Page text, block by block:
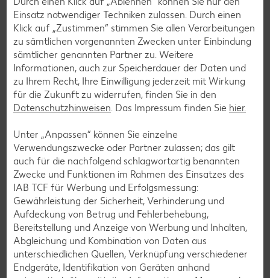
Kaufland-App: cleverer Einkaufshelfer mit
Kaufland Card XTRA
Entdecke unsere Filial-Angebote, verpasse dank
Angebotsalarm kein Angebote mehr und plane deinen
Einkauf entspannt mit der digitalen Einkaufsliste. Ob
exklusive Kaufland Card XTRA Vorteile, unser riesiger
Online-Marktplatz Kaufland.de oder der schnelle Filialfinder
– mit der Kaufland-App hast du alles im Griff.
Mehr erfahren
Einsatz notwendiger Techniken zulassen. Durch einen
Klick auf „Zustimmen“ stimmen Sie allen Verarbeitungen
zu sämtlichen vorgenannten Zwecken unter Einbindung
sämtlicher genannten Partner zu. Weitere
Informationen, auch zur Speicherdauer der Daten und
zu Ihrem Recht, Ihre Einwilligung jederzeit mit Wirkung
für die Zukunft zu widerrufen, finden Sie in den
Datenschutzhinweisen. Das Impressum finden Sie hier.
Unter „Anpassen“ können Sie einzelne
Verwendungszwecke oder Partner zulassen; das gilt
auch für die nachfolgend schlagwortartig benannten
Zwecke und Funktionen im Rahmen des Einsatzes des
IAB TCF für Werbung und Erfolgsmessung:
Gewährleistung der Sicherheit, Verhinderung und
Aufdeckung von Betrug und Fehlerbehebung,
Bereitstellung und Anzeige von Werbung und Inhalten,
Abgleichung und Kombination von Daten aus
unterschiedlichen Quellen, Verknüpfung verschiedener
Endgeräte, Identifikation von Geräten anhand